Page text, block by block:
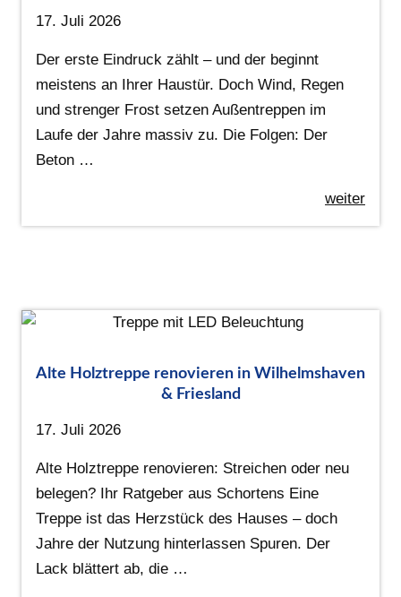
17. Juli 2026
Der erste Eindruck zählt – und der beginnt
meistens an Ihrer Haustür. Doch Wind, Regen
und strenger Frost setzen Außentreppen im
Laufe der Jahre massiv zu. Die Folgen: Der
Beton …
weiter
Alte Holztreppe renovieren in Wilhelmshaven
& Friesland
17. Juli 2026
Alte Holztreppe renovieren: Streichen oder neu
belegen? Ihr Ratgeber aus Schortens Eine
Treppe ist das Herzstück des Hauses – doch
Jahre der Nutzung hinterlassen Spuren. Der
Lack blättert ab, die …